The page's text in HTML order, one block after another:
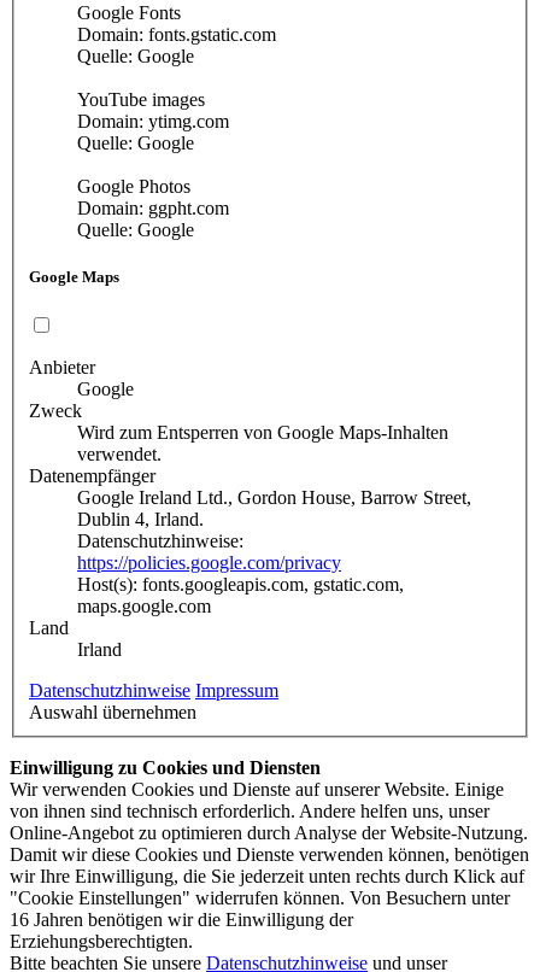
Google Fonts
Domain: fonts.gstatic.com
Quelle: Google
YouTube images
Domain: ytimg.com
Quelle: Google
Google Photos
Domain: ggpht.com
Quelle: Google
Google Maps
Anbieter
Google
Zweck
Wird zum Entsperren von Google Maps-Inhalten
verwendet.
Datenempfänger
Google Ireland Ltd., Gordon House, Barrow Street,
Dublin 4, Irland.
Datenschutzhinweise:
https://policies.google.com/privacy
Host(s): fonts.googleapis.com, gstatic.com,
maps.google.com
Land
Irland
Datenschutzhinweise Impressum
Auswahl übernehmen
Einwilligung zu Cookies und Diensten
Wir verwenden Cookies und Dienste auf unserer Website. Einige
von ihnen sind technisch erforderlich. Andere helfen uns, unser
Online-Angebot zu optimieren durch Analyse der Website-Nutzung.
Damit wir diese Cookies und Dienste verwenden können, benötigen
wir Ihre Einwilligung, die Sie jederzeit unten rechts durch Klick auf
"Cookie Einstellungen" widerrufen können. Von Besuchern unter
16 Jahren benötigen wir die Einwilligung der
Erziehungsberechtigten.
Bitte beachten Sie unsere Datenschutzhinweise und unser